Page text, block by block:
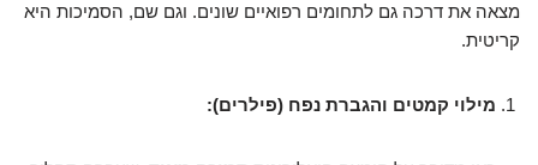
מצאה את דרכה גם לתחומים רפואיים שונים. וגם שם, הסמיכות היא
קריטית.
מילוי קמטים והגברת נפח (פילרים):